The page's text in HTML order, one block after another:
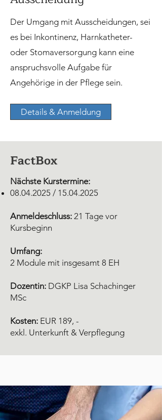
Der Umgang mit Ausscheidungen, sei
es bei Inkontinenz, Harnkatheter-
oder Stomaversorgung kann eine
anspruchsvolle Aufgabe für
Angehörige in der Pflege sein.
Details & Anmeldung
FactBox
Nächste Kurstermine:
08.04.2025 / 15.04.2025
Anmeldeschluss: 21 Tage vor
Kursbeginn
Umfang:
2 Module mit insgesamt 8 EH
Dozentin: DGKP Lisa Schachinger
MSc
Kosten: EUR 189, -
exkl. Unterkunft & Verpflegung